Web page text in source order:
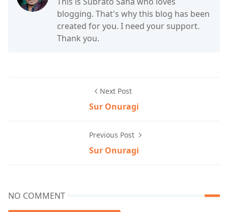
blogging. That's why this blog has been
created for you. I need your support.
Thank you.
Next Post
Sur Onuragi
Previous Post
Sur Onuragi
NO COMMENT